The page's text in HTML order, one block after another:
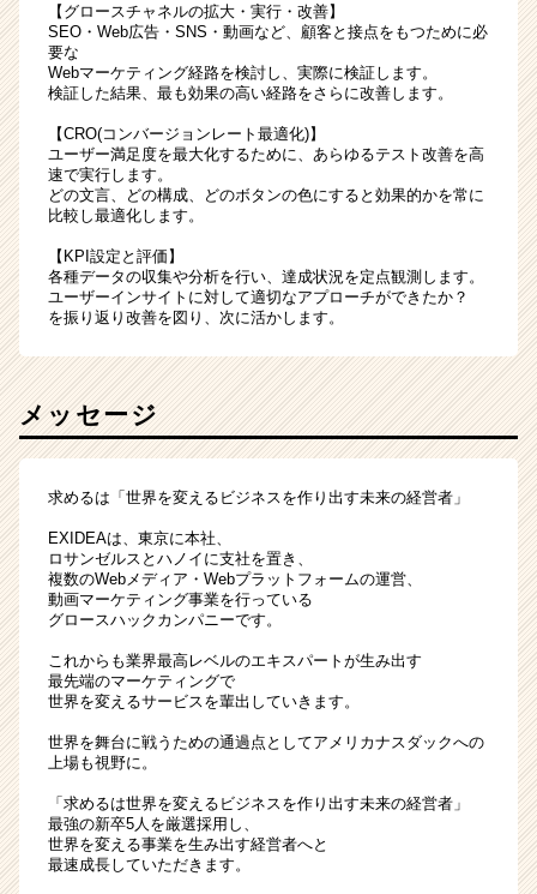
【グロースチャネルの拡大・実行・改善】
SEO・Web広告・SNS・動画など、顧客と接点をもつために必
要な
Webマーケティング経路を検討し、実際に検証します。
検証した結果、最も効果の高い経路をさらに改善します。
【CRO(コンバージョンレート最適化)】
ユーザー満足度を最大化するために、あらゆるテスト改善を高
速で実行します。
どの文言、どの構成、どのボタンの色にすると効果的かを常に
比較し最適化します。
【KPI設定と評価】
各種データの収集や分析を行い、達成状況を定点観測します。
ユーザーインサイトに対して適切なアプローチができたか？
を振り返り改善を図り、次に活かします。
メッセージ
求めるは「世界を変えるビジネスを作り出す未来の経営者」
EXIDEAは、東京に本社、
ロサンゼルスとハノイに支社を置き、
複数のWebメディア・Webプラットフォームの運営、
動画マーケティング事業を行っている
グロースハックカンパニーです。
これからも業界最高レベルのエキスパートが生み出す
最先端のマーケティングで
世界を変えるサービスを輩出していきます。
世界を舞台に戦うための通過点としてアメリカナスダックへの
上場も視野に。
「求めるは世界を変えるビジネスを作り出す未来の経営者」
最強の新卒5人を厳選採用し、
世界を変える事業を生み出す経営者へと
最速成長していただきます。